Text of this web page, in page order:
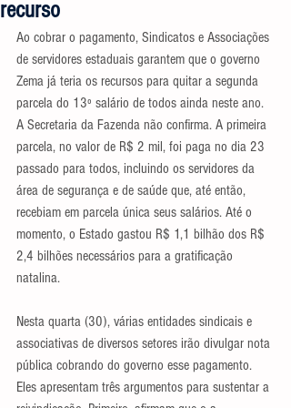
recurso
Ao cobrar o pagamento, Sindicatos e Associações
de servidores estaduais garantem que o governo
Zema já teria os recursos para quitar a segunda
parcela do 13º salário de todos ainda neste ano.
A Secretaria da Fazenda não confirma. A primeira
parcela, no valor de R$ 2 mil, foi paga no dia 23
passado para todos, incluindo os servidores da
área de segurança e de saúde que, até então,
recebiam em parcela única seus salários. Até o
momento, o Estado gastou R$ 1,1 bilhão dos R$
2,4 bilhões necessários para a gratificação
natalina.
Nesta quarta (30), várias entidades sindicais e
associativas de diversos setores irão divulgar nota
pública cobrando do governo esse pagamento.
Eles apresentam três argumentos para sustentar a